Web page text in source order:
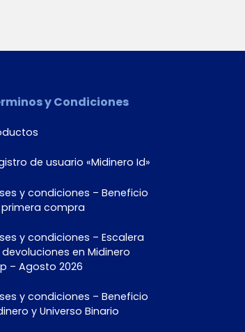
y Condiciones
de usuario «Midinero Id»
y condiciones – Beneficio
compra
y condiciones – Escalera
en Midinero
– Agosto 2026
y condiciones – Beneficio
y Universo Binario